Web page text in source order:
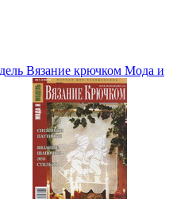
Вязание крючком Мода и